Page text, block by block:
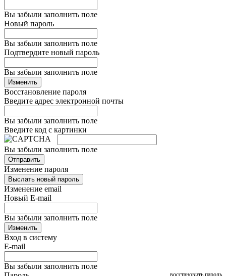
Вы забыли заполнить поле
Новый пароль
Вы забыли заполнить поле
Подтвердите новый пароль
Вы забыли заполнить поле
Изменить
Восстановление пароля
Введите адрес электронной почты
Вы забыли заполнить поле
Введите код с картинки
Вы забыли заполнить поле
Отправить
Изменение пароля
Выслать новый пароль
Изменение email
Новый E-mail
Вы забыли заполнить поле
Изменить
Вход в систему
E-mail
Вы забыли заполнить поле
восстановить пароль